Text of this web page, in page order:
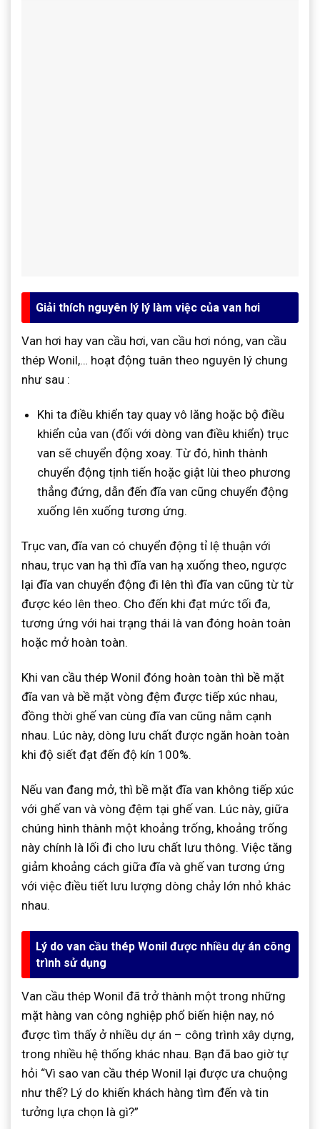
Giải thích nguyên lý lý làm việc của van hơi
Van hơi hay van cầu hơi, van cầu hơi nóng, van cầu
thép Wonil,… hoạt động tuân theo nguyên lý chung
như sau :
Khi ta điều khiển tay quay vô lăng hoặc bộ điều
khiển của van (đối với dòng van điều khiển) trục
van sẽ chuyển động xoay. Từ đó, hình thành
chuyển động tịnh tiến hoặc giật lùi theo phương
thẳng đứng, dẫn đến đĩa van cũng chuyển động
xuống lên xuống tương ứng.
Trục van, đĩa van có chuyển động tỉ lệ thuận với
nhau, trục van hạ thì đĩa van hạ xuống theo, ngược
lại đĩa van chuyển động đi lên thì đĩa van cũng từ từ
được kéo lên theo. Cho đến khi đạt mức tối đa,
tương ứng với hai trạng thái là van đóng hoàn toàn
hoặc mở hoàn toàn.
Khi van cầu thép Wonil đóng hoàn toàn thì bề mặt
đĩa van và bề mặt vòng đệm được tiếp xúc nhau,
đồng thời ghế van cùng đĩa van cũng nằm cạnh
nhau. Lúc này, dòng lưu chất được ngăn hoàn toàn
khi độ siết đạt đến độ kín 100%.
Nếu van đang mở, thì bề mặt đĩa van không tiếp xúc
với ghế van và vòng đệm tại ghế van. Lúc này, giữa
chúng hình thành một khoảng trống, khoảng trống
này chính là lối đi cho lưu chất lưu thông. Việc tăng
giảm khoảng cách giữa đĩa và ghế van tương ứng
với việc điều tiết lưu lượng dòng chảy lớn nhỏ khác
nhau.
Lý do van cầu thép Wonil được nhiều dự án công
trình sử dụng
Van cầu thép Wonil đã trở thành một trong những
mặt hàng van công nghiệp phổ biến hiện nay, nó
được tìm thấy ở nhiều dự án – công trình xây dựng,
trong nhiều hệ thống khác nhau. Bạn đã bao giờ tự
hỏi “Vì sao van cầu thép Wonil lại được ưa chuộng
như thế? Lý do khiến khách hàng tìm đến và tin
tưởng lựa chọn là gì?”